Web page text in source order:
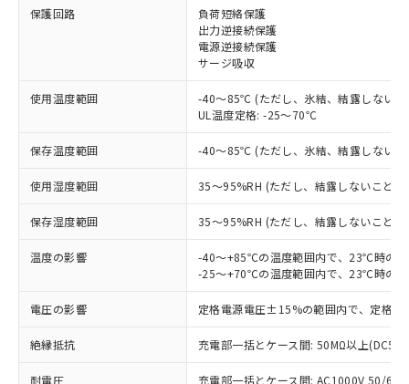
保護回路
負荷短絡保護
出力逆接続保護
電源逆接続保護
サージ吸収
使用温度範囲
-40～85℃ (ただし、氷結、結露しないこ
UL温度定格: -25～70℃
保存温度範囲 -40～85℃ (ただし、氷結、結露しないこ
使用湿度範囲 35～95%RH (ただし、結露しないこと)
保存湿度範囲 35～95%RH (ただし、結露しないこと)
温度の影響
-40～+85℃の温度範囲内で、23℃時の
-25～+70℃の温度範囲内で、23℃時の
電圧の影響 定格電源電圧±15%の範囲内で、定格
絶縁抵抗 充電部一括とケース間: 50MΩ以上
耐電圧 充電部一括とケース間: AC1000V 50/
ご利用条件
以下の条件をお読みいただき、同意のうえ
ご利用ください。
本サービスは、当社制御機器事業取扱
商品の当社在庫状況および標準価格
(税抜)を提供させていただくもので
当社制御機器事業取扱商品の中には、
本サービスの対象外となる商品もある
対応済み：EU RoHS指令（10物質）の
非含有に対応した製品が提供可能な商品で
対応予定：EU RoHS指令（10物質）の非含
有に対応した製品に切り替える予定のある
対応予定なし：EU RoHS指令（10物質）の
非含有に非対応の商品で、対応品を出す予
定はありません。
非含有の対応状況を調査中または確認中の
非該当品：ライセンス料など無形物で、有
害物質有無と関係のない商品です。
仕入先様の事情により、非含有部品として
いたものが、含有品と判明した場合などや
むを得ず変更することがあります。
※1 中国RoHS○×表
「○」：最大均質材料含有率が中国RoHSの
基準値以下であることを示します。
「×」：最大均質材料含有率が中国RoHSの
基準値を超えていることを示します。
「－」：未確認です。当社販売部門へお問
当社は、これら貴社製品のうち、外国